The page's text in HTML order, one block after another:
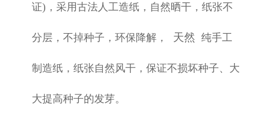
证)，采用古法人工造纸，自然晒干，纸张不
分层，不掉种子，环保降解， 天然 纯手工
制造纸，纸张自然风干，保证不损坏种子、大
大提高种子的发芽。